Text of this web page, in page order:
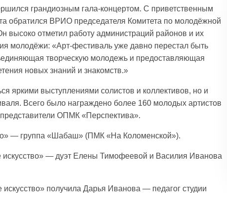
грандиозным гала-концертом. С приветственным
обратился ВРИО председателя Комитета по молодёжной
высоко отметил работу администраций районов и их
молодёжи: «Арт-фестиваль уже давно перестал быть
творческую молодежь и предоставляющая
новых знаний и знакомств.»
яркими выступлениями солистов и коллективов, но и
Всего было награждено более 160 молодых артистов
ОПМК «Перспектива».
— группа «Шабаш» (ПМК «На Коломенской»).
— дуэт Елены Тимофеевой и Василия Иванова
получила Дарья Иванова — педагог студии